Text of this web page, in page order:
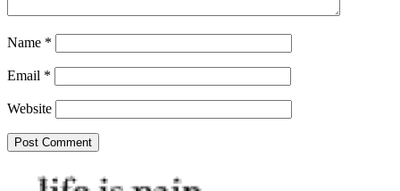
Name *
Email *
Website